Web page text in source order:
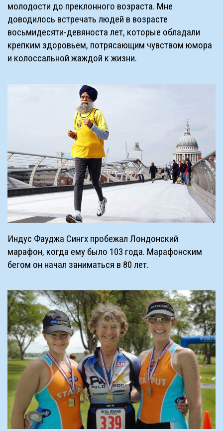
молодости до преклонного возраста. Мне
доводилось встречать людей в возрасте
восьмидесяти-девяноста лет, которые обладали
крепким здоровьем, потрясающим чувством юмора
и колоссальной жаждой к жизни.
Индус Фауджа Сингх пробежал Лондонский
марафон, когда ему было 103 года. Марафонским
бегом он начал заниматься в 80 лет.